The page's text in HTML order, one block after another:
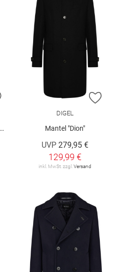
ZUR WUNSCHLISTE HINZUFÜGEN
ZUR
DIGEL
Mantel "Dion"
UVP 279,95 €
129,99 €
inkl. MwSt. zzgl. Versand